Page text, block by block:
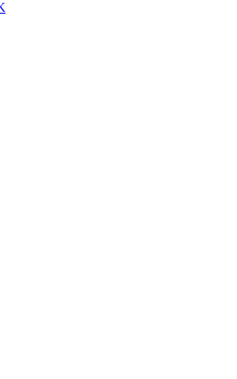
para primeira linha no cancro da
metastático em doentes não
PD-(L)1
arranca dia 22 de
para atualização sobre as